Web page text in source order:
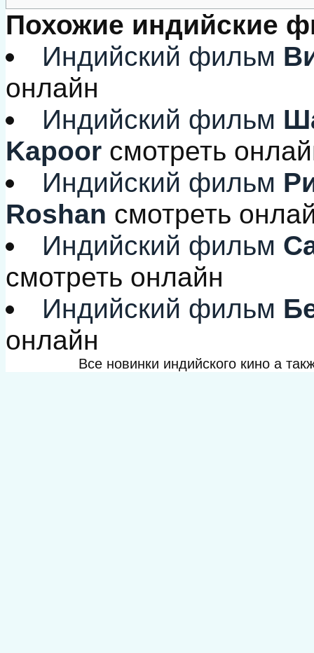
Похожие индийские
Индийский фильм
онлайн
Индийский фильм
Kapoor смотреть
Индийский фильм
Roshan смотреть
Индийский фильм
смотреть онлайн
Индийский фильм
онлайн
Все новинки индийского кино а